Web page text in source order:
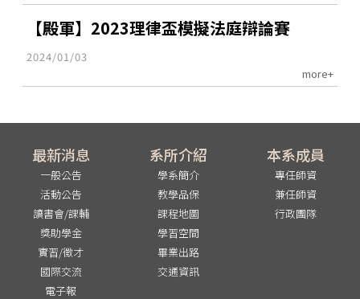
【殿軍】2023理律盃模擬法庭辯論賽
2024/01/03
more+
最新消息
一般公告
活動公告
讀書會/課輔
獎助學金
實習/徵才
國際交流
電子報
系所介紹
學系簡介
教學品保
課程地圖
學習空間
畢業出路
交通資訊
本系成員
專任師資
兼任師資
行政團隊